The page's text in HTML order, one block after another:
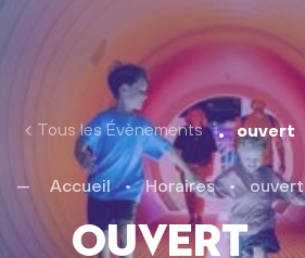
Tous les Évènements ouvert
ouvert
Accueil • Horaires • ouvert